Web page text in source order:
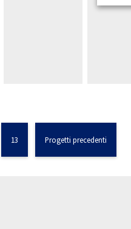
13 Progetti precedenti